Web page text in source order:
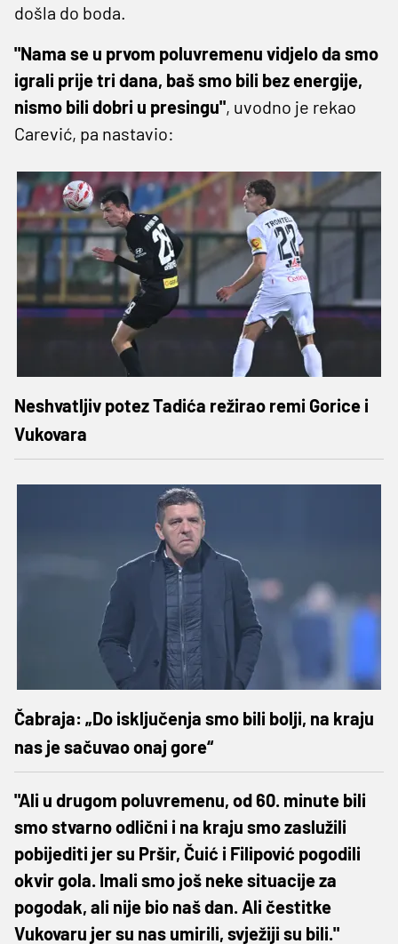
došla do boda.
"Nama se u prvom poluvremenu vidjelo da smo
igrali prije tri dana, baš smo bili bez energije,
nismo bili dobri u presingu", uvodno je rekao
Carević, pa nastavio:
Neshvatljiv potez Tadića režirao remi Gorice i
Vukovara
Čabraja: „Do isključenja smo bili bolji, na kraju
nas je sačuvao onaj gore“
"Ali u drugom poluvremenu, od 60. minute bili
smo stvarno odlični i na kraju smo zaslužili
pobijediti jer su Pršir, Čuić i Filipović pogodili
okvir gola. Imali smo još neke situacije za
pogodak, ali nije bio naš dan. Ali čestitke
Vukovaru jer su nas umirili, svježiji su bili."